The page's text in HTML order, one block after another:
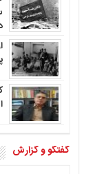
گفتگو و گزارش